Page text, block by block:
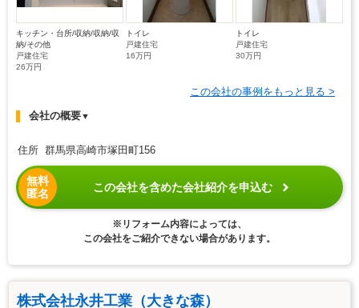
キッチン・台所/収納/収納/収
納/その他
戸建住宅
26万円
トイレ
戸建住宅
16万円
トイレ
戸建住宅
30万円
この会社の事例をもっと見る >
会社の概要▼
住所 群馬県高崎市塚田町156
無料
匿名
この会社を含めた会社紹介を申込む
※リフォーム内容によっては、
この会社をご紹介できない場合があります。
株式会社永井工業（大きな森）